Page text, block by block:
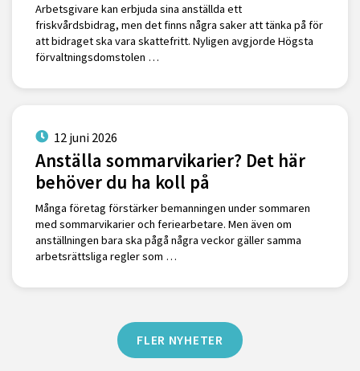
Arbetsgivare kan erbjuda sina anställda ett
friskvårdsbidrag, men det finns några saker att tänka på för
att bidraget ska vara skattefritt. Nyligen avgjorde Högsta
förvaltningsdomstolen …
12 juni 2026
Anställa sommarvikarier? Det här
behöver du ha koll på
Många företag förstärker bemanningen under sommaren
med sommarvikarier och feriearbetare. Men även om
anställningen bara ska pågå några veckor gäller samma
arbetsrättsliga regler som …
FLER NYHETER